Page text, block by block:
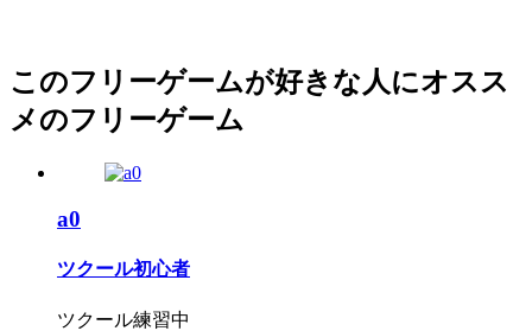
このフリーゲームが好きな人にオスス
メのフリーゲーム
a0
ツクール初心者
ツクール練習中